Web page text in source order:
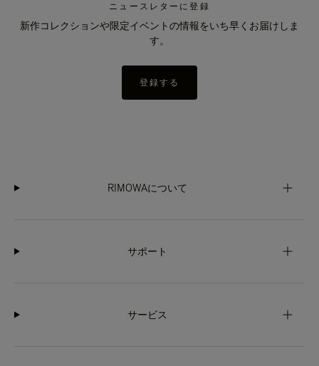
ニュースレターに登録
新作コレクションや限定イベントの情報をいち早くお届けしま
す。
登録する
RIMOWAについて
サポート
サービス